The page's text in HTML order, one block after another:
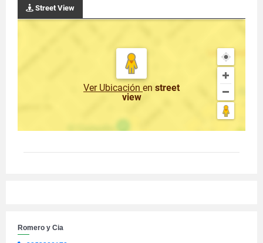
Street View
Ver Ubicación en street
view
Romero y Cia